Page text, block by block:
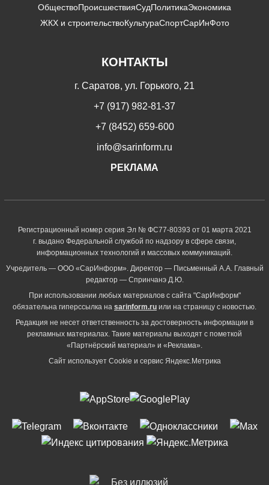
ОбществоПроисшествияСудПолитикаЭкономика
ЖКХ и строительствоКультураСпортСарИнФото
КОНТАКТЫ
г. Саратов, ул. Горького, 21
+7 (917) 982-81-37
+7 (8452) 659-600
info@sarinform.ru
РЕКЛАМА
Регистрационный номер серия Эл № ФС77-80393 от 01 марта 2021
г. выдано Федеральной службой по надзору в сфере связи,
информационных технологий и массовых коммуникаций.
Учредитель — ООО «СарИнформ». Директор — Письменный А.А. Главный
редактор — Спринчанэ Д.Ю.
При использовании любых материалов с сайта "СарИнформ"
обязательна гиперссылка на sarinform.ru или на страницу с новостью.
Редакция не несет ответственность за достоверность информации в
рекламных материалах. Такие материалы выходят с пометкой
«Партнёрский материал» и «Реклама».
Сайт использует Cookie и сервиc Яндекс.Метрика